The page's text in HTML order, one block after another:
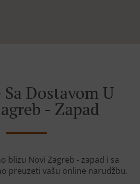
Dostavom U
- Zapad
blizu Novi Zagreb - zapad i sa
preuzeti vašu online narudžbu.